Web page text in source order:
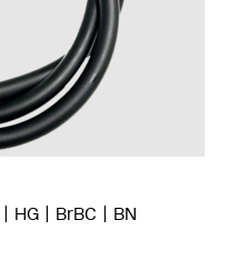
HG BrBC BN